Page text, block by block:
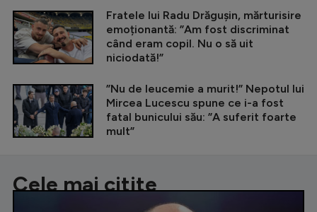
Fratele lui Radu Drăgușin, mărturisire
emoționantă: ”Am fost discriminat
când eram copil. Nu o să uit
niciodată!”
”Nu de leucemie a murit!” Nepotul lui
Mircea Lucescu spune ce i-a fost
fatal bunicului său: ”A suferit foarte
mult”
Cele mai citite